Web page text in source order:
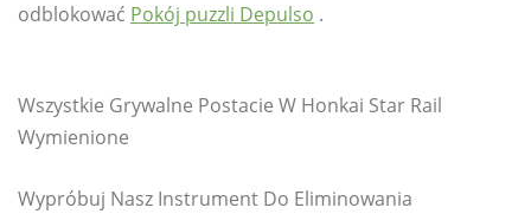
odblokować Pokój puzzli Depulso .
Wszystkie Grywalne Postacie W Honkai Star Rail
Wymienione
Wypróbuj Nasz Instrument Do Eliminowania